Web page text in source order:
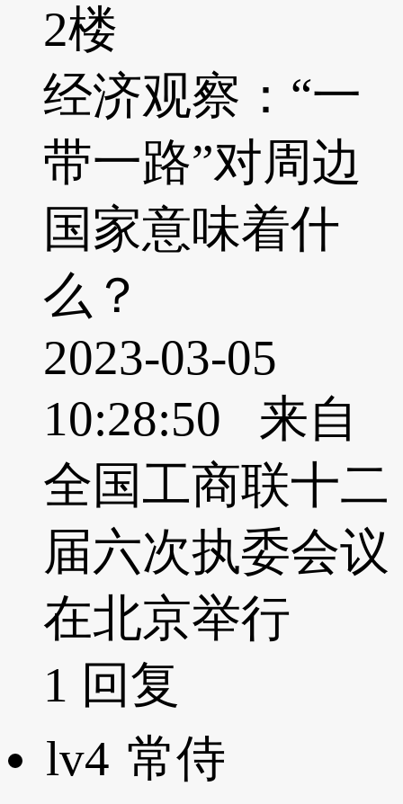
2楼
经济观察：“一
带一路”对周边
国家意味着什
么？
2023-03-05
10:28:50 来自
全国工商联十二
届六次执委会议
在北京举行
1 回复
lv4 常侍